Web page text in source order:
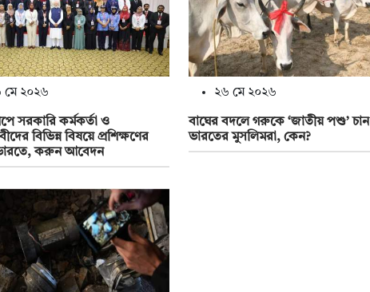
মে ২০২৬
সরকারি কর্মকর্তা ও
বিভিন্ন বিষয়ে প্রশিক্ষণের
করুন আবেদন
২৬ মে ২০২৬
বাঘের বদলে গরুকে ‘জাতীয় পশু’ চান
ভারতের মুসলিমরা, কেন?